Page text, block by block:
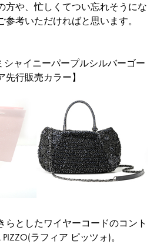
方や、忙しくてつい忘れそうにな
考いただければと思います。
ャイニーパープルシルバーゴー
行販売カラー】
らとしたワイヤーコードのコント
ラフィア ピッツォ)。